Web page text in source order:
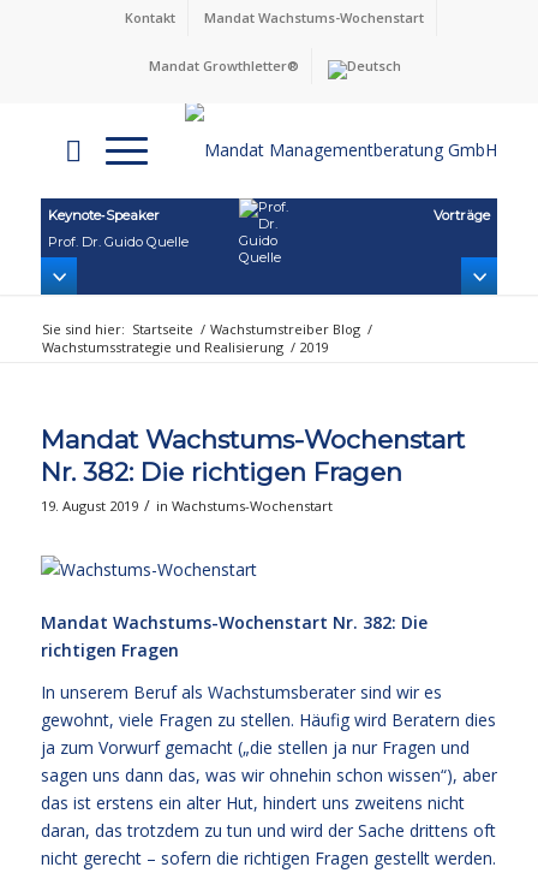
Kontakt Mandat Wachstums-Wochenstart
Mandat Growthletter®
Keynote‑Speaker
Prof. Dr. Guido Quelle
Vorträge
Sie sind hier: Startseite / Wachstumstreiber Blog /
Wachstumsstrategie und Realisierung / 2019
Mandat Wachstums-Wochenstart
Nr. 382: Die richtigen Fragen
19. August 2019 / in Wachstums-Wochenstart
Mandat Wachstums-Wochenstart Nr. 382: Die
richtigen Fragen
In unserem Beruf als Wachstumsberater sind wir es
gewohnt, viele Fragen zu stellen. Häufig wird Beratern dies
ja zum Vorwurf gemacht („die stellen ja nur Fragen und
sagen uns dann das, was wir ohnehin schon wissen“), aber
das ist erstens ein alter Hut, hindert uns zweitens nicht
daran, das trotzdem zu tun und wird der Sache drittens oft
nicht gerecht – sofern die richtigen Fragen gestellt werden.